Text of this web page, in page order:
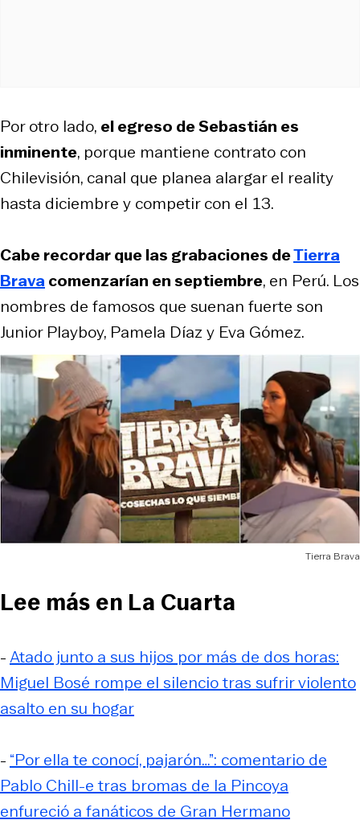
Por otro lado, el egreso de Sebastián es
inminente, porque mantiene contrato con
Chilevisión, canal que planea alargar el reality
hasta diciembre y competir con el 13.
Cabe recordar que las grabaciones deTierra
Bravacomenzarían en septiembre, en Perú. Los
nombres de famosos que suenan fuerte son
Junior Playboy, Pamela Díaz y Eva Gómez.
Tierra Brava
Lee más en La Cuarta
-Atado junto a sus hijos por más de dos horas:
Miguel Bosé rompe el silencio tras sufrir violento
asalto en su hogar
- “Por ella te conocí, pajarón…”: comentario de
Pablo Chill-e tras bromas de la Pincoya
enfureció a fanáticos de Gran Hermano